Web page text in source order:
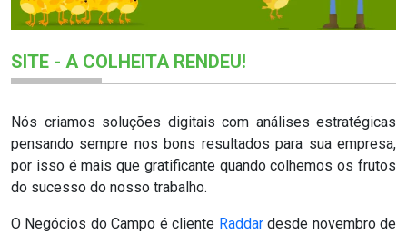
SITE - A COLHEITA RENDEU!
Nós criamos soluções digitais com análises estratégicas
pensando sempre nos bons resultados para sua empresa,
por isso é mais que gratificante quando colhemos os frutos
do sucesso do nosso trabalho.
O Negócios do Campo é cliente Raddardesde novembro de